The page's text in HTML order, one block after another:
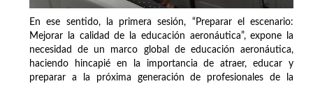
En ese sentido, la primera sesión, “Preparar el escenario:
Mejorar la calidad de la educación aeronáutica”, expone la
necesidad de un marco global de educación aeronáutica,
haciendo hincapié en la importancia de atraer, educar y
preparar a la próxima generación de profesionales de la